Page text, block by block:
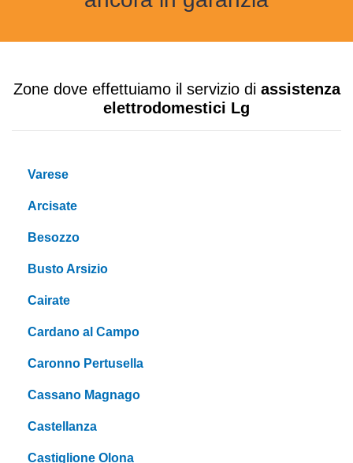
Zone dove effettuiamo il servizio di assistenza
elettrodomestici Lg
Varese
Arcisate
Besozzo
Busto Arsizio
Cairate
Cardano al Campo
Caronno Pertusella
Cassano Magnago
Castellanza
Castiglione Olona